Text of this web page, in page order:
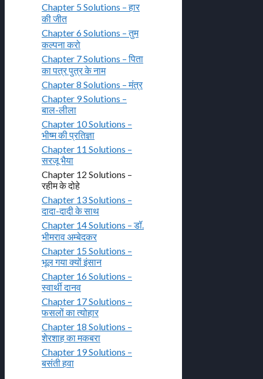
Chapter 5 Solutions – हार
की जीत
Chapter 6 Solutions – तुम
कल्पना करो
Chapter 7 Solutions – पिता
का पत्र पुत्र के नाम
Chapter 8 Solutions – मंत्र
Chapter 9 Solutions –
बाल-लीला
Chapter 10 Solutions –
भीष्म की प्रतिज्ञा
Chapter 11 Solutions –
सरजू भैया
Chapter 12 Solutions –
रहीम के दोहे
Chapter 13 Solutions –
दादा-दादी के साथ
Chapter 14 Solutions – डॉ.
भीमराव अम्बेदकर
Chapter 15 Solutions –
भूल गया क्यों इंसान
Chapter 16 Solutions –
स्वार्थी दानव
Chapter 17 Solutions –
फसलों का त्योहार
Chapter 18 Solutions –
शेरशाह का मकबरा
Chapter 19 Solutions –
बसंती हवा